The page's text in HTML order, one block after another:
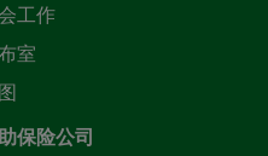
工作
室
保险公司